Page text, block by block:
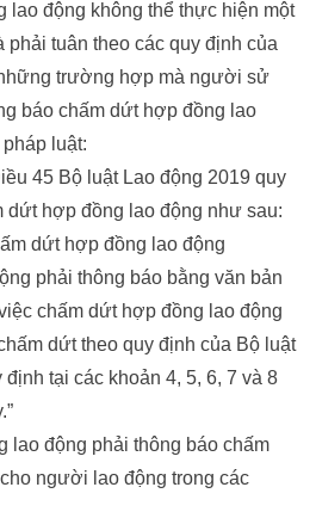
lao động không thể thực hiện một
tuân theo các quy định của
trường hợp mà người sử
báo chấm dứt hợp đồng lao
luật:
45 Bộ luật Lao động 2019 quy
dứt hợp đồng lao động như sau:
dứt hợp đồng lao động
phải thông báo bằng văn bản
chấm dứt hợp đồng lao động
dứt theo quy định của Bộ luật
tại các khoản 4, 5, 6, 7 và 8
lao động phải thông báo chấm
người lao động trong các